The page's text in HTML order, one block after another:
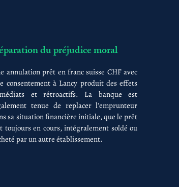
du préjudice moral
annulation prêt en franc suisse CHF avec
consentement à Lancy produit des effets
et rétroactifs. La banque est
tenue de replacer l'emprunteur
sa situation financière initiale, que le prêt
toujours en cours, intégralement soldé ou
par un autre établissement.